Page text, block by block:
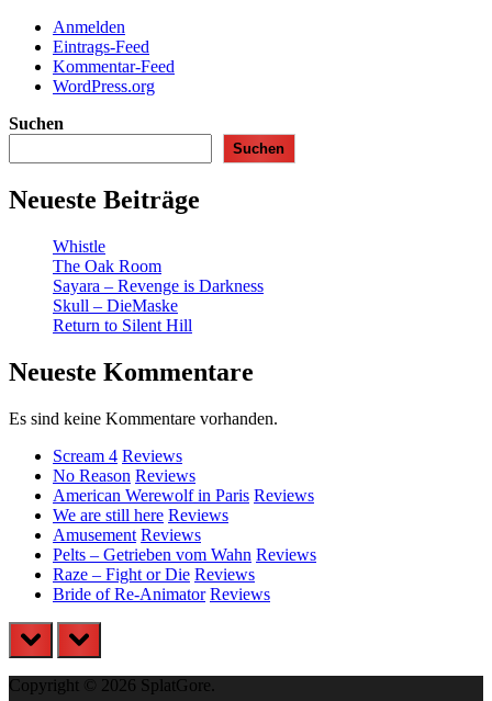
Anmelden
Eintrags-Feed
Kommentar-Feed
WordPress.org
Suchen
Suchen
Neueste Beiträge
Whistle
The Oak Room
Sayara – Revenge is Darkness
Skull – DieMaske
Return to Silent Hill
Neueste Kommentare
Es sind keine Kommentare vorhanden.
Scream 4 Reviews
No Reason Reviews
American Werewolf in Paris Reviews
We are still here Reviews
Amusement Reviews
Pelts – Getrieben vom Wahn Reviews
Raze – Fight or Die Reviews
Bride of Re-Animator Reviews
prev next
Copyright © 2026 SplatGore.